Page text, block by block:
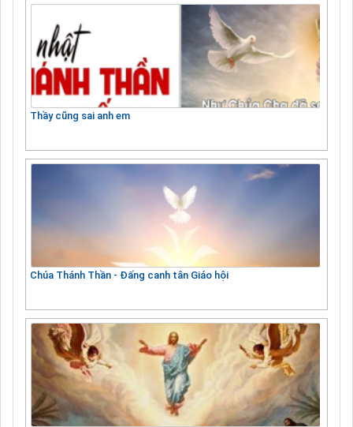
Thầy cũng sai anh em
Chúa Thánh Thần - Đấng canh tân Giáo hội